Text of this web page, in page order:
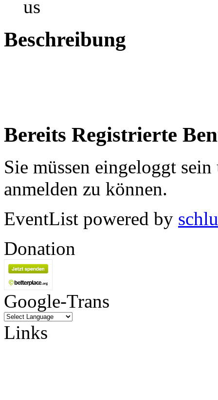
Beschreibung
Bereits Registrierte
Sie müssen eingeloggt
anmelden zu können.
EventList powered by
Donation
Google-Trans
Links